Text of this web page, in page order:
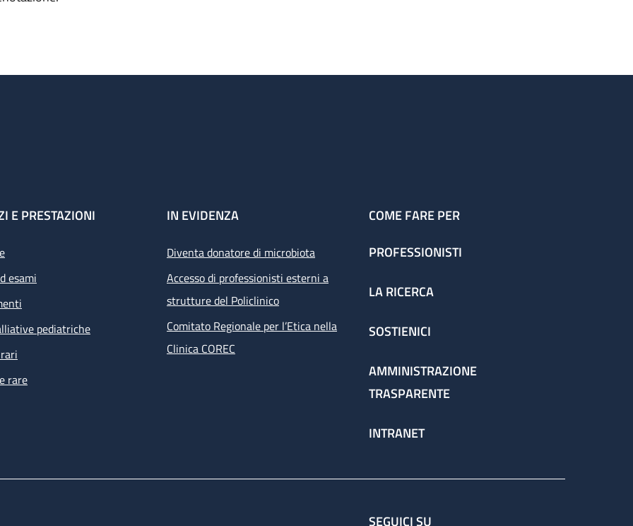
E PRESTAZIONI
esami
pediatriche
rare
IN EVIDENZA
Diventa donatore di microbiota
Accesso di professionisti esterni a
strutture del Policlinico
Comitato Regionale per l’Etica nella
Clinica COREC
COME FARE PER
PROFESSIONISTI
LA RICERCA
SOSTIENICI
AMMINISTRAZIONE
TRASPARENTE
INTRANET
SEGUICI SU